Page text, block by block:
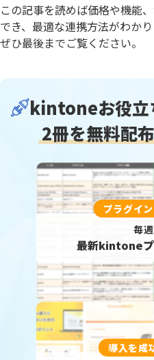
この記事を読めば価格や機能
でき、最適な連携方法がわかり
ぜひ最後までご覧ください。
kintoneお役立
2冊を無料配
プラグイ
毎
最新kintoneプ
導入を成